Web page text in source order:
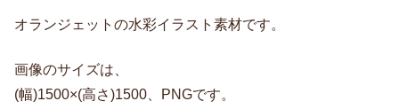
オランジェットの水彩イラスト素材です。
画像のサイズは、
(幅)1500×(高さ)1500、PNGです。